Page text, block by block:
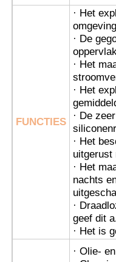
Explosieveilige Doos
explosieveilige
Explosiebestendige
explosiebestendige
FUNCTIES
· Het
· De
· Het
· Het
· De
· Het
uitgerust
· Het
nachts
·
geef dit
· Het is
· Olie-